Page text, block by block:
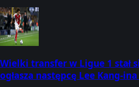
Wielki transfer w Ligue 1 stał
ogłasza następcę Lee Kang-